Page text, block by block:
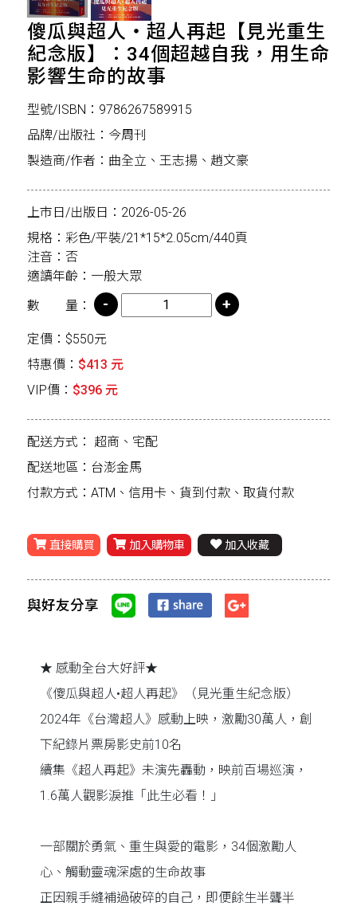
傻瓜與超人‧超人再起【見光重生
紀念版】：34個超越自我，用生命
影響生命的故事
型號/ISBN：9786267589915
品牌/出版社：今周刊
製造商/作者：曲全立、王志揚、趙文豪
上市日/出版日：2026-05-26
規格：彩色/平裝/21*15*2.05cm/440頁
注音：否
適讀年齡：一般大眾
數 量：
定價：$550元
特惠價： $413 元
VIP價： $396 元
配送方式： 超商、宅配
配送地區：台澎金馬
付款方式：ATM、信用卡、貨到付款、取貨付款
直接購買 加入購物車 加入收藏
與好友分享
★ 感動全台大好評★
《傻瓜與超人•超人再起》（見光重生紀念版）
2024年《台灣超人》感動上映，激勵30萬人，創
下紀錄片票房影史前10名
續集《超人再起》未演先轟動，映前百場巡演，
1.6萬人觀影淚推「此生必看！」
一部關於勇氣、重生與愛的電影，34個激勵人
心、觸動靈魂深處的生命故事
正因親手縫補過破碎的自己，即便餘生半聾半